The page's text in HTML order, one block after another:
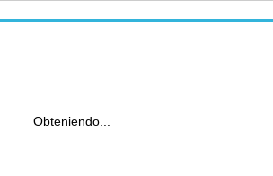
Obteniendo...